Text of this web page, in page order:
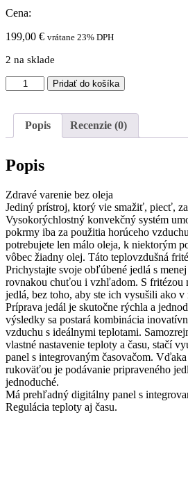
Cena:
199,00 € vrátane 23% DPH
2 na sklade
množstvo
Teplovzdušná
Pridať do košíka
Popis Recenzie (0)
Popis
Zdravé varenie bez oleja
Jediný prístroj, ktorý vie smažiť, piecť,
Vysokorýchlostný konvekčný systém
pokrmy iba za použitia horúceho
potrebujete len málo oleja, k niektorým
vôbec žiadny olej. Táto teplovzdušná
Prichystajte svoje obľúbené jedlá s
rovnakou chuťou i vzhľadom. S fritézou
jedlá, bez toho, aby ste ich vysušili ako
Príprava jedál je skutočne rýchla a
výsledky sa postará kombinácia
vzduchu s ideálnymi teplotami.
vlastné nastavenie teploty a času, stačí
panel s integrovaným časovačom.
rukoväťou je podávanie pripraveného
jednoduché.
Má prehľadný digitálny panel s
Regulácia teploty aj času.